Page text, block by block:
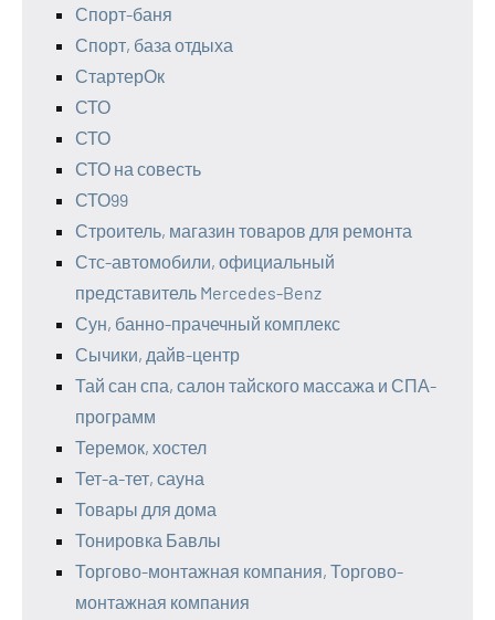
Спорт-баня
Спорт, база отдыха
СтартерОк
СТО
СТО
СТО на совесть
СТО99
Строитель, магазин товаров для ремонта
Стс-автомобили, официальный
представитель Mercedes-Benz
Сун, банно-прачечный комплекс
Сычики, дайв-центр
Тай сан спа, салон тайского массажа и СПА-
программ
Теремок, хостел
Тет-а-тет, сауна
Товары для дома
Тонировка Бавлы
Торгово-монтажная компания, Торгово-
монтажная компания